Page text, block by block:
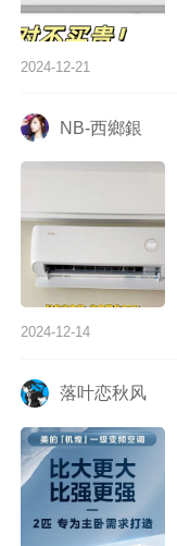
2024-12-21
NB-西鄉銀
2024-12-14
落叶恋秋风